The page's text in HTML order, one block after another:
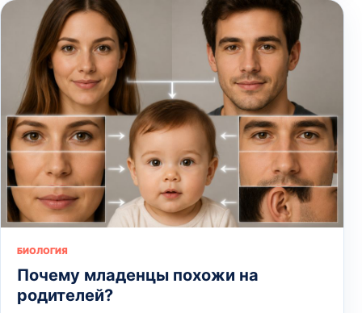
БИОЛОГИЯ
Почему младенцы похожи на
родителей?